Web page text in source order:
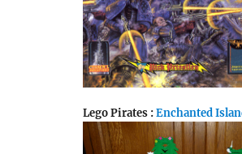
Lego Pirates :Enchanted